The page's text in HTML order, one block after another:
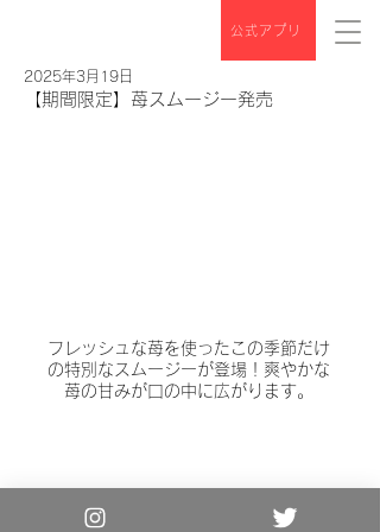
公式アプリ
【期間限定】苺スムージー発売
2025年3月19日
フレッシュな苺を使ったこの季節だけ
の特別なスムージーが登場！爽やかな
苺の甘みが口の中に広がります。
Copyright© the 3rd Burger. All Rights